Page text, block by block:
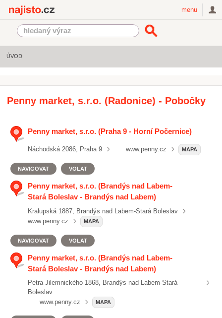
menu
ÚVOD
Penny market, s.r.o. (Radonice) - Pobočky
Penny market, s.r.o. (Praha 9 - Horní Počernice)
Náchodská 2086, Praha 9 www.penny.cz MAPA
NAVIGOVAT VOLAT
Penny market, s.r.o. (Brandýs nad Labem-
Stará Boleslav - Brandýs nad Labem)
Kralupská 1887, Brandýs nad Labem-Stará Boleslav
www.penny.cz
MAPA
NAVIGOVAT VOLAT
Penny market, s.r.o. (Brandýs nad Labem-
Stará Boleslav - Brandýs nad Labem)
Petra Jilemnického 1868, Brandýs nad Labem-Stará
Boleslav
www.penny.cz
MAPA